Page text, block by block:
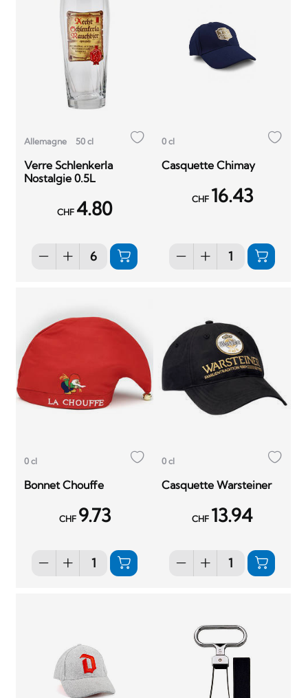
Allemagne 50 cl
Verre Schlenkerla
Nostalgie 0.5L
CHF 4.80
0 cl
Casquette Chimay
CHF 16.43
0 cl
Bonnet Chouffe
CHF 9.73
0 cl
Casquette Warsteiner
CHF 13.94